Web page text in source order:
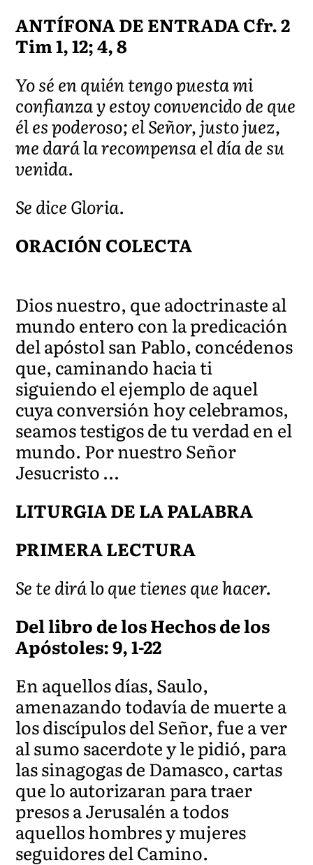
ANTÍFONA DE ENTRADA Cfr. 2
Tim 1, 12; 4, 8
Yo sé en quién tengo puesta mi
confianza y estoy convencido de que
él es poderoso; el Señor, justo juez,
me dará la recompensa el día de su
venida.
Se dice Gloria.
ORACIÓN COLECTA
Dios nuestro, que adoctrinaste al
mundo entero con la predicación
del apóstol san Pablo, concédenos
que, caminando hacia ti
siguiendo el ejemplo de aquel
cuya conversión hoy celebramos,
seamos testigos de tu verdad en el
mundo. Por nuestro Señor
Jesucristo …
LITURGIA DE LA PALABRA
PRIMERA LECTURA
Se te dirá lo que tienes que hacer.
Del libro de los Hechos de los
Apóstoles: 9, 1-22
En aquellos días, Saulo,
amenazando todavía de muerte a
los discípulos del Señor, fue a ver
al sumo sacerdote y le pidió, para
las sinagogas de Damasco, cartas
que lo autorizaran para traer
presos a Jerusalén a todos
aquellos hombres y mujeres
seguidores del Camino.